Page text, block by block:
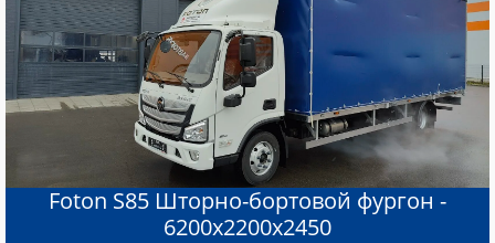
Foton S85 Шторно-бортовой фургон -
6200х2200х2450